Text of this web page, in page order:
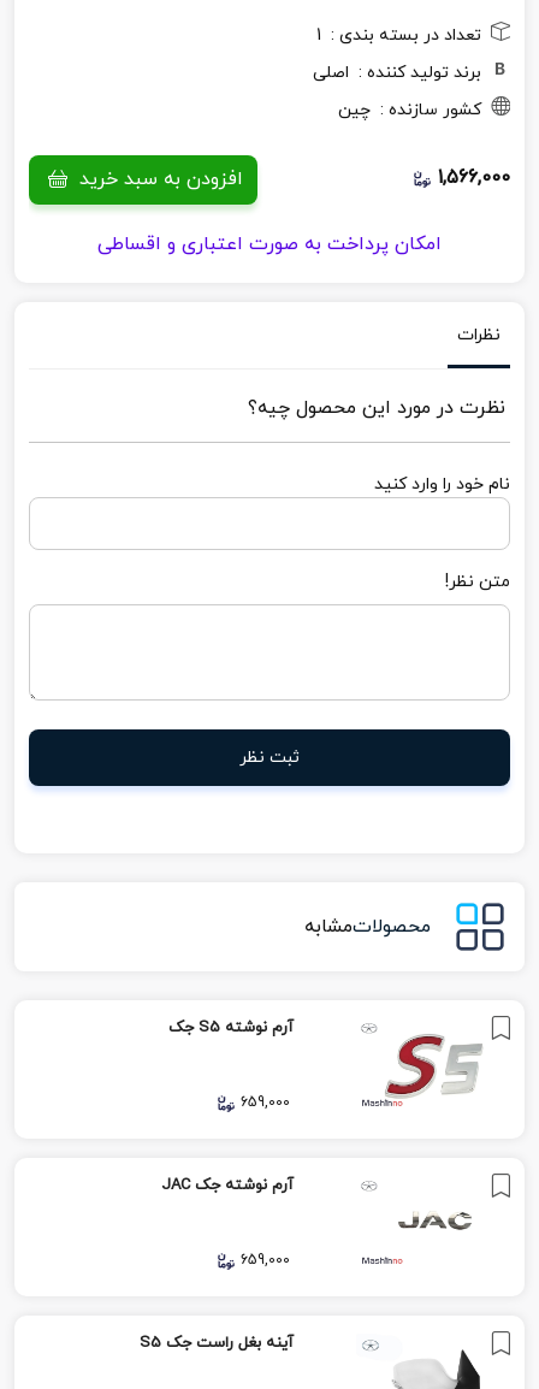
تعداد در بسته بندی : 1
برند تولید کننده : اصلی
کشور سازنده : چین
1,566,000 افزودن به سبد خرید
امکان پرداخت به صورت اعتباری و اقساطی
نظرات
نظرت در مورد این محصول چیه؟
نام خود را وارد کنید
متن نظر!
ثبت نظر
محصولاتمشابه
آرم نوشته S5 جک
659,000
آرم نوشته جک JAC
659,000
آینه بغل راست جک S5